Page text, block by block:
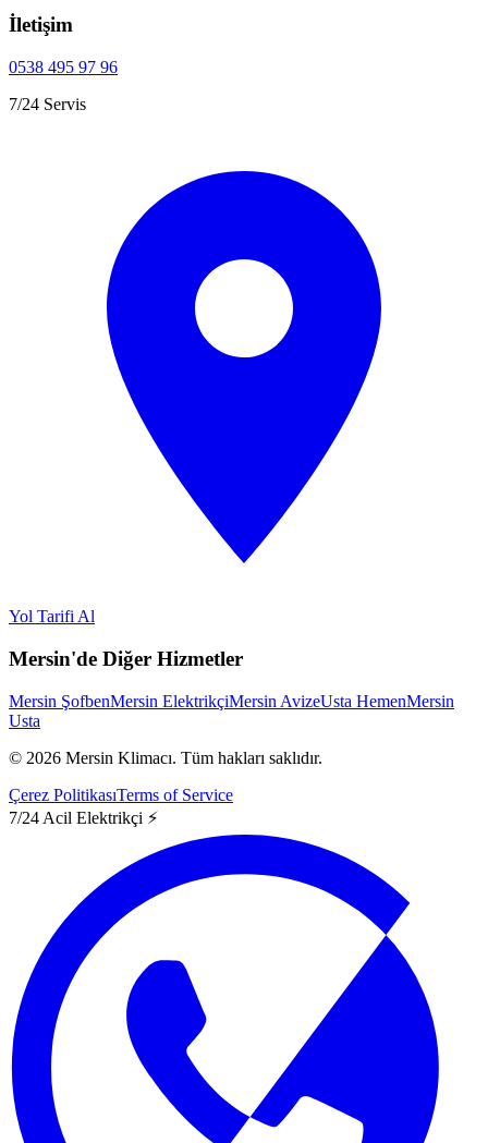
İletişim
0538 495 97 96
7/24 Servis
Yol Tarifi Al
Mersin'de Diğer Hizmetler
Mersin ŞofbenMersin ElektrikçiMersin AvizeUsta HemenMersin
Usta
© 2026 Mersin Klimacı. Tüm hakları saklıdır.
Çerez PolitikasıTerms of Service
7/24 Acil Elektrikçi ⚡